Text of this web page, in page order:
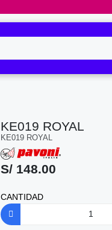
KE019 ROYAL
KE019 ROYAL
S/ 148.00
CANTIDAD